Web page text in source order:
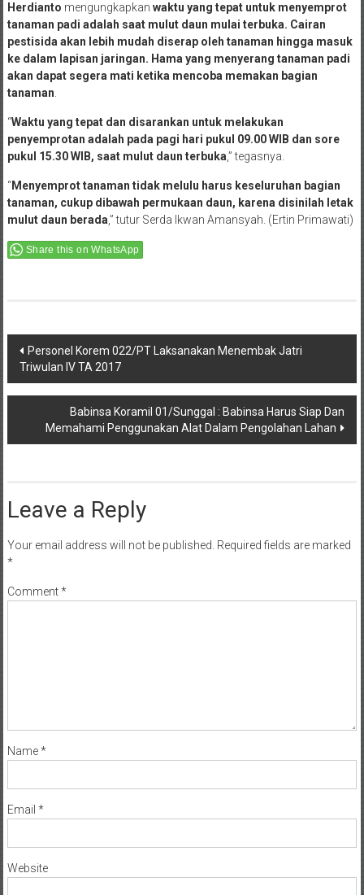
Herdianto mengungkapkan waktu yang tepat untuk menyemprot
tanaman padi adalah saat mulut daun mulai terbuka. Cairan
pestisida akan lebih mudah diserap oleh tanaman hingga masuk
ke dalam lapisan jaringan. Hama yang menyerang tanaman padi
akan dapat segera mati ketika mencoba memakan bagian
tanaman.
“Waktu yang tepat dan disarankan untuk melakukan
penyemprotan adalah pada pagi hari pukul 09.00 WIB dan sore
pukul 15.30 WIB, saat mulut daun terbuka,” tegasnya.
“Menyemprot tanaman tidak melulu harus keseluruhan bagian
tanaman, cukup dibawah permukaan daun, karena disinilah letak
mulut daun berada,” tutur Serda Ikwan Amansyah. (Ertin Primawati)
Share this on WhatsApp
Post
navigation
Personel Korem 022/PT Laksanakan Menembak Jatri
Triwulan IV TA 2017
Babinsa Koramil 01/Sunggal : Babinsa Harus Siap Dan
Memahami Penggunakan Alat Dalam Pengolahan Lahan
Leave a Reply
Your email address will not be published. Required fields are marked
*
Comment*
Name*
Email *
Website